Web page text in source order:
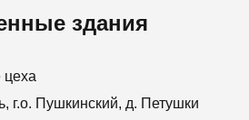
здания
цеха
г.о. Пушкинский, д. Петушки